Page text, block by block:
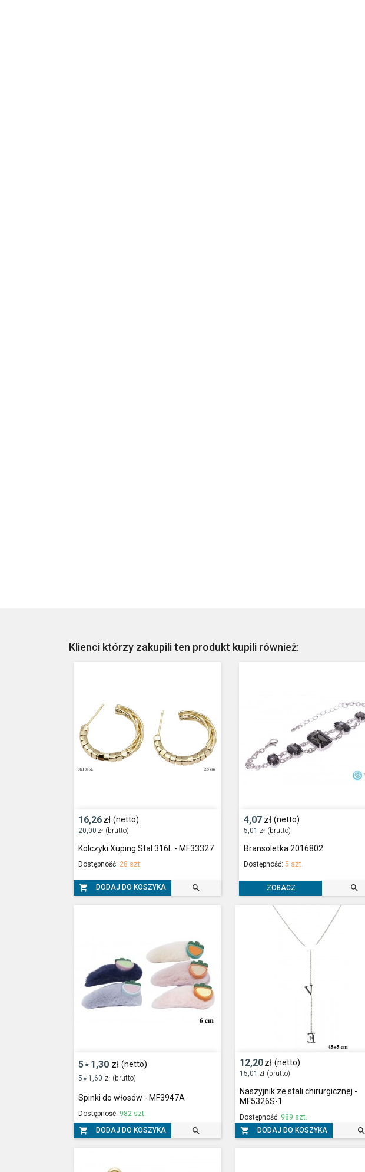
Klienci którzy zakupili ten produkt kupili również:
16,26zł (netto)
20,00 zł (brutto)
Kolczyki Xuping Stal 316L - MF33327
Dostępność: 28 szt.
 DODAJ DO KOSZYKA 
4,07 zł (netto)
5,01 zł (brutto)
Bransoletka 2016802
Dostępność:5 szt.
ZOBACZ 
5* 1,30 zł (netto)
5 * 1,60 zł (brutto)
Spinki do włosów - MF3947A
Dostępność: 982 szt.
 DODAJ DO KOSZYKA 
12,20zł (netto)
15,01 zł (brutto)
Naszyjnik ze stali chirurgicznej -
MF5326S-1
Dostępność: 989 szt.
 DODAJ DO KOSZYKA 